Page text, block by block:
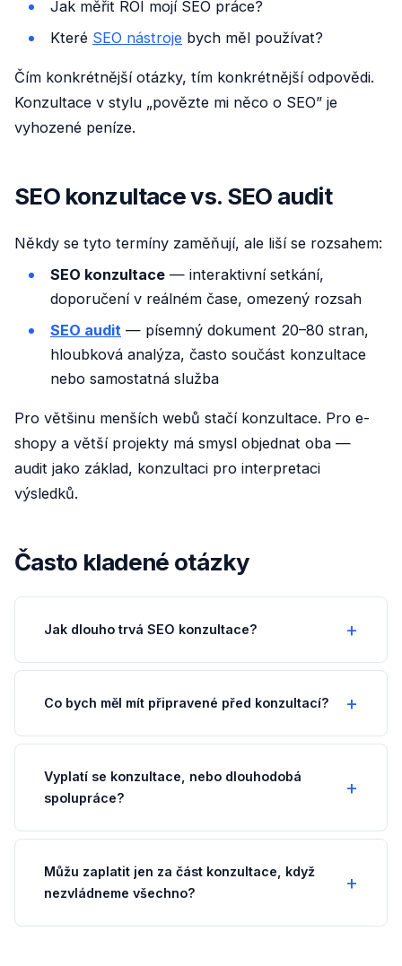
Jak měřit ROI mojí SEO práce?
Které SEO nástroje bych měl používat?
Čím konkrétnější otázky, tím konkrétnější odpovědi.
Konzultace v stylu „povězte mi něco o SEO” je
vyhozené peníze.
SEO konzultace vs. SEO audit
Někdy se tyto termíny zaměňují, ale liší se rozsahem:
SEO konzultace — interaktivní setkání,
doporučení v reálném čase, omezený rozsah
SEO audit — písemný dokument 20–80 stran,
hloubková analýza, často součást konzultace
nebo samostatná služba
Pro většinu menších webů stačí konzultace. Pro e-
shopy a větší projekty má smysl objednat oba —
audit jako základ, konzultaci pro interpretaci
výsledků.
Často kladené otázky
Jak dlouho trvá SEO konzultace?
Co bych měl mít připravené před konzultací?
Vyplatí se konzultace, nebo dlouhodobá
spolupráce?
Můžu zaplatit jen za část konzultace, když
nezvládneme všechno?